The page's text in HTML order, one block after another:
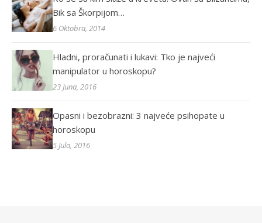
Bik sa Škorpijom…
6 Oktobra, 2014
Hladni, proračunati i lukavi: Tko je najveći
manipulator u horoskopu?
23 Juna, 2016
Opasni i bezobrazni: 3 najveće psihopate u
horoskopu
5 Jula, 2016